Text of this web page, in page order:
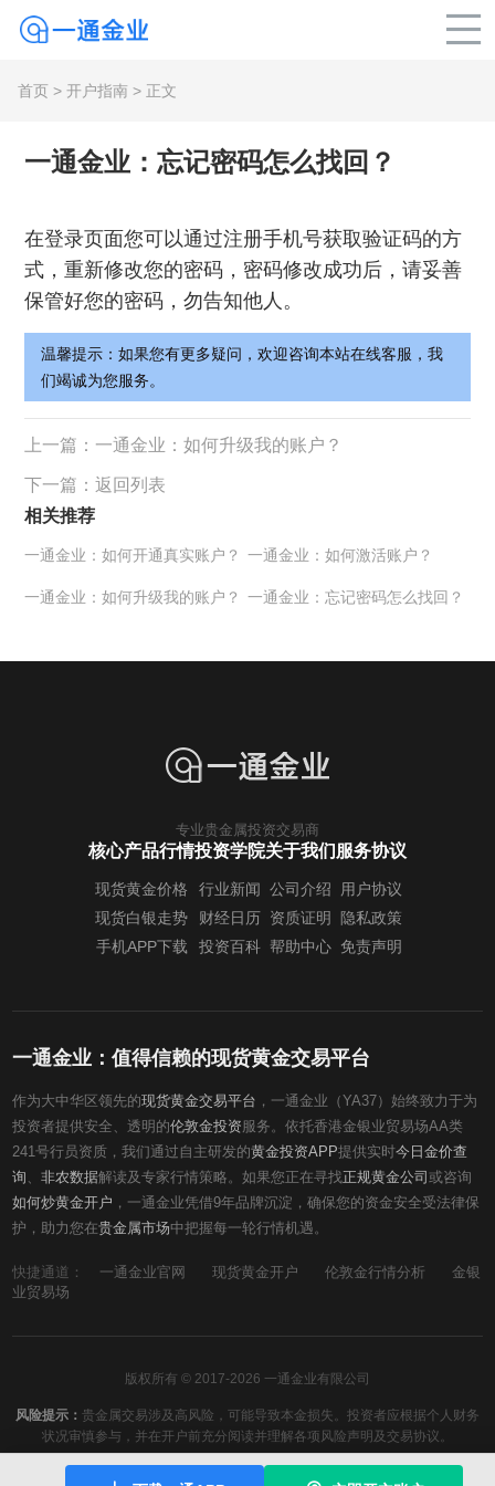
首页 > 开户指南 > 正文
一通金业：忘记密码怎么找回？
在登录页面您可以通过注册手机号获取验证码的方
式，重新修改您的密码，密码修改成功后，请妥善
保管好您的密码，勿告知他人。
温馨提示：如果您有更多疑问，欢迎咨询本站在线客服，我
们竭诚为您服务。
上一篇： 一通金业：如何升级我的账户？
下一篇：返回列表
相关推荐
一通金业：如何开通真实账户？ 一通金业：如何激活账户？
一通金业：如何升级我的账户？ 一通金业：忘记密码怎么找回？
专业贵金属投资交易商
核心产品行情
现货黄金价格
现货白银走势
手机APP下载
投资学院
行业新闻
财经日历
投资百科
关于我们
公司介绍
资质证明
帮助中心
服务协议
用户协议
隐私政策
免责声明
一通金业：值得信赖的现货黄金交易平台
作为大中华区领先的现货黄金交易平台 ，一通金业（YA37）始终致力于为
投资者提供安全、透明的伦敦金投资服务。依托香港金银业贸易场AA类
241号行员资质，我们通过自主研发的黄金投资APP提供实时今日金价查
询 、非农数据解读及专家行情策略。如果您正在寻找正规黄金公司或咨询
如何炒黄金开户 ，一通金业凭借9年品牌沉淀，确保您的资金安全受法律保
护，助力您在贵金属市场中把握每一轮行情机遇。
快捷通道： 一通金业官网 现货黄金开户 伦敦金行情分析
金银
业贸易场
版权所有 © 2017-2026 一通金业有限公司
风险提示： 贵金属交易涉及高风险，可能导致本金损失。投资者应根据个人财务
状况审慎参与，并在开户前充分阅读并理解各项风险声明及交易协议。